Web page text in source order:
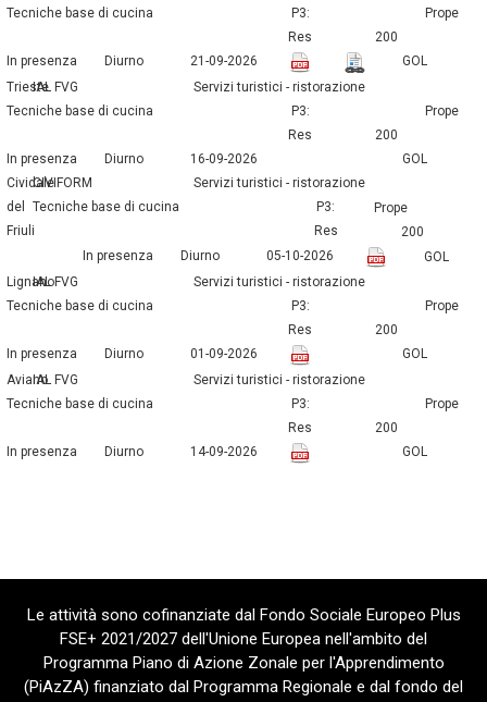
tecniche base di cucina
P3:
Res
prope
200
In presenza
Diurno 21-09-2026
GOL
TriesteIAL FVG
servizi turistici - ristorazione
tecniche base di cucina
P3:
Res
prope
200
In presenza
Diurno 16-09-2026
GOL
Cividale
del
Friuli
CIVIFORM
servizi turistici - ristorazione
tecniche base di cucina
P3:
Res
prope
200
In presenza
Diurno 05-10-2026
GOL
LignanoIAL FVG
servizi turistici - ristorazione
tecniche base di cucina
P3:
Res
prope
200
In presenza
Diurno 01-09-2026
GOL
AvianoIAL FVG
servizi turistici - ristorazione
tecniche base di cucina
P3:
Res
prope
200
In presenza
Diurno 14-09-2026 GOL
Le attività sono cofinanziate dal Fondo Sociale Europeo Plus
FSE+ 2021/2027 dell'Unione Europea nell'ambito del
Programma Piano di Azione Zonale per l'Apprendimento
(PiAzZA) finanziato dal Programma Regionale e dal fondo del